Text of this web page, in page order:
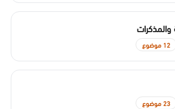
والمذكرات
12 موضوع
23 موضوع